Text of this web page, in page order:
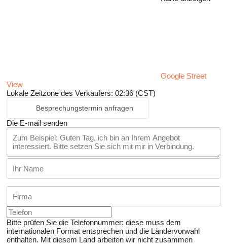
Google Street
View
Lokale Zeitzone des Verkäufers: 02:36 (CST)
Besprechungstermin anfragen
Die E-mail senden
Bitte prüfen Sie die Telefonnummer: diese muss dem
internationalen Format entsprechen und die Ländervorwahl
enthalten. Mit diesem Land arbeiten wir nicht zusammen